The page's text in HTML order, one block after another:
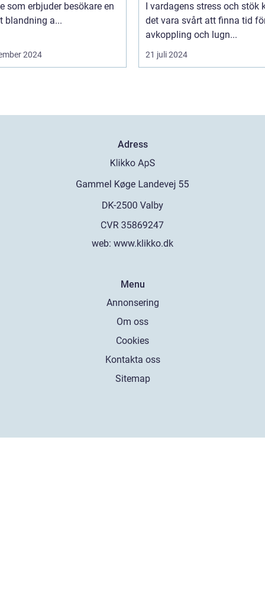
som erbjuder besökare en
blandning a...
2024
I vardagens stress och stök
det vara svårt att finna tid
avkoppling och lugn...
21 juli 2024
Adress
web: www.klikko.dk
Menu
Annonsering
Om oss
Cookies
Kontakta oss
Sitemap